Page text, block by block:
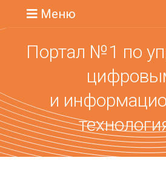
Меню
Портал №1 по
и